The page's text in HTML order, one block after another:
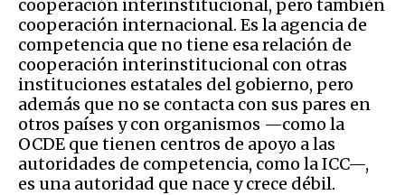
cooperación interinstitucional, pero también
cooperación internacional. Es la agencia de
competencia que no tiene esa relación de
cooperación interinstitucional con otras
instituciones estatales del gobierno, pero
además que no se contacta con sus pares en
otros países y con organismos —como la
OCDE que tienen centros de apoyo a las
autoridades de competencia, como la ICC—,
es una autoridad que nace y crece débil.